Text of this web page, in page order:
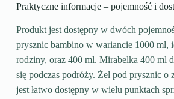
Praktyczne informacje – pojemność i
Produkt jest dostępny w dwóch
prysznic bambino w wariancie 1000 ml,
rodziny, oraz 400 ml. Mirabelka 400 ml
się podczas podróży. Żel pod prysznic o
jest łatwo dostępny w wielu punktach